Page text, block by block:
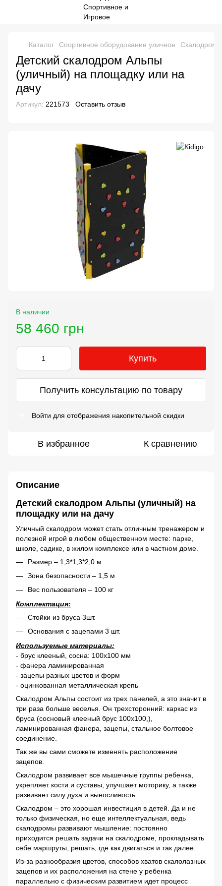
Каталог Спортивное оборудование уличное Скалодром
Детский скалодром Альпы
(уличный) на площадку или на
дачу
Артикул: 221573 Оставить отзыв
В наличии
58 460 грн
Купить
Получить консультацию по товару
Войти для отображения накопительной скидки
В избранное К сравнению
Описание
Детский скалодром Альпы (уличный) на
площадку или на дачу
Уличный скалодром может стать отличным тренажером и
полезной игрой в любом общественном месте: парке,
школе, садике, в жилом комплексе или в частном доме.
Размер – 1,3*1,3*2,0 м
Зона безопасности – 1,5 м
Вес пользователя – 100 кг
Комплектация:
Стойки из бруса 3шт.
Основания с зацепами 3 шт.
Используемые материалы:
- брус клееный, сосна: 100х100 мм
- фанера ламинированная
- зацепы разных цветов и форм
- оцинкованная металлическая крепь
Скалодром Альпы состоит из трех панелей, а это значит в
три раза больше веселья. Он трехсторонний: каркас из
бруса (сосновый клееный брус 100х100,),
ламинированная фанера, зацепы, стальное болтовое
соединение.
Так же вы сами сможете изменять расположение
зацепов.
Скалодром развивает все мышечные группы ребенка,
укрепляет кости и суставы, улучшает моторику, а также
развивает силу духа и выносливость.
Скалодром – это хорошая инвестиция в детей. Да и не
только физическая, но еще интеллектуальная, ведь
скалодромы развивают мышление: постоянно
приходится решать задачи на скалодроме, прокладывать
себе маршруты, решать, где как двигаться и так далее.
Из-за разнообразия цветов, способов хватов скалолазных
зацепов и их расположения на стене у ребенка
параллельно с физическим развитием идет процесс